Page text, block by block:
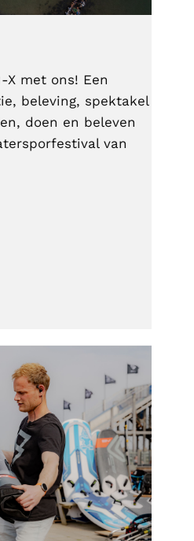
X met ons! Een
beleving, spektakel
doen en beleven
van